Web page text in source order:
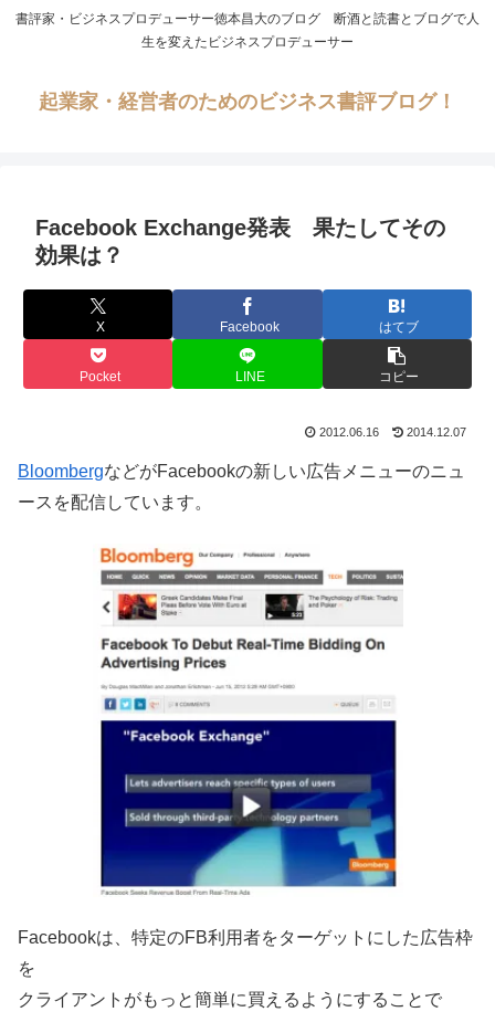
書評家・ビジネスプロデューサー徳本昌大のブログ 断酒と読書とブログで人
生を変えたビジネスプロデューサー
起業家・経営者のためのビジネス書評ブログ！
Facebook Exchange発表 果たしてその
効果は？
X Facebook はてブ
Pocket LINE コピー
2012.06.16 2014.12.07
BloombergなどがFacebookの新しい広告メニューのニュ
ースを配信しています。
Facebookは、特定のFB利用者をターゲットにした広告枠
を
クライアントがもっと簡単に買えるようにすることで